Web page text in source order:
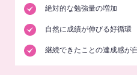
絶対的な勉強量の増加
自然に成績が伸びる好循環
継続できたことの達成感が